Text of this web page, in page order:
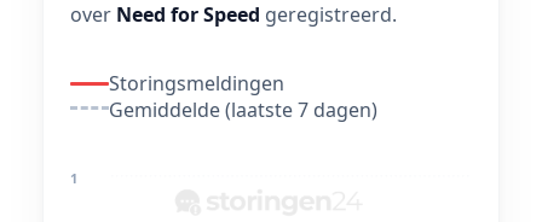
over Need for Speed geregistreerd.
Storingsmeldingen
Gemiddelde (laatste 7 dagen)
1